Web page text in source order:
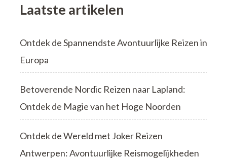
Laatste artikelen
Ontdek de Spannendste Avontuurlijke Reizen in
Europa
Betoverende Nordic Reizen naar Lapland:
Ontdek de Magie van het Hoge Noorden
Ontdek de Wereld met Joker Reizen
Antwerpen: Avontuurlijke Reismogelijkheden